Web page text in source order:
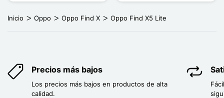
Inicio Oppo Oppo Find X Oppo Find X5 Lite
Precios más bajos
Los precios más bajos en productos de alta
calidad.